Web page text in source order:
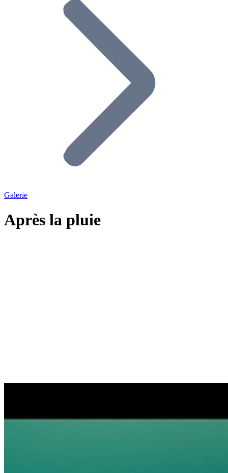
Galerie
Après la pluie